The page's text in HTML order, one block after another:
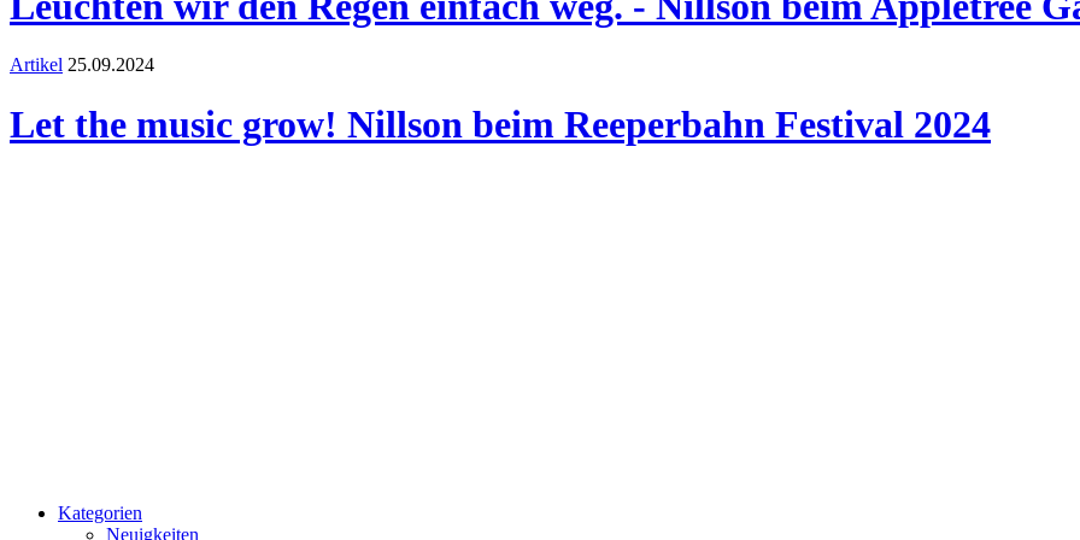
Artikel 25.09.2024
Let the music grow! Nillson beim Reeperbahn Festival 2024
Kategorien
Neuigkeiten